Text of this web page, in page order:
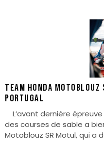
Team Honda Motoblouz
Portugal
L’avant dernière
des courses de sable a
Motoblouz SR Motul, qui a